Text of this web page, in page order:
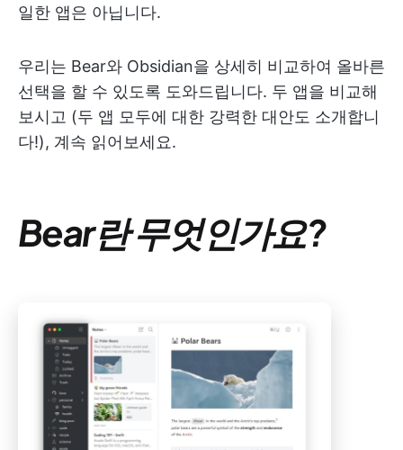
일한 앱은 아닙니다.
우리는 Bear와 Obsidian을 상세히 비교하여 올바른
선택을 할 수 있도록 도와드립니다. 두 앱을 비교해
보시고 (두 앱 모두에 대한 강력한 대안도 소개합니
다!), 계속 읽어보세요.
Bear란 무엇인가요?